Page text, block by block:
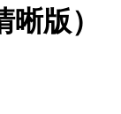
版）